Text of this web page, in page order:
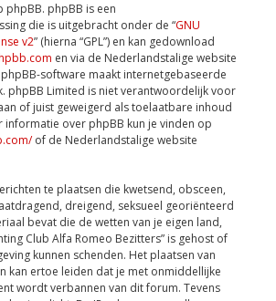
phpBB is een
die is uitgebracht onder de “GNU
v2” (hierna “GPL”) en kan gedownload
en via de Nederlandstalige website
phpBB-software maakt internetgebaseerde
phpBB Limited is niet verantwoordelijk voor
of juist geweigerd als toelaatbare inhoud
informatie over phpBB kun je vinden op
of de Nederlandstalige website
te plaatsen die kwetsend, obsceen,
dreigend, seksueel georiënteerd
bevat die de wetten van je eigen land,
Club Alfa Romeo Bezitters” is gehost of
kunnen schenden. Het plaatsen van
kan ertoe leiden dat je met onmiddellijke
wordt verbannen van dit forum. Tevens